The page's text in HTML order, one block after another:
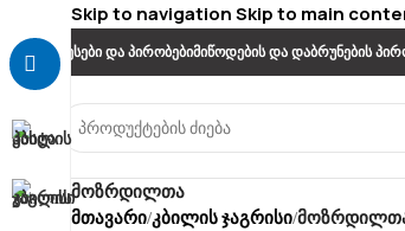
Skip to navigationSkip to main
Წესები Და ᲞირობებიᲛიწოდების Და Დაბრუნების
მოზრდილთა
მთავარი/კბილის ჯაგრისი/